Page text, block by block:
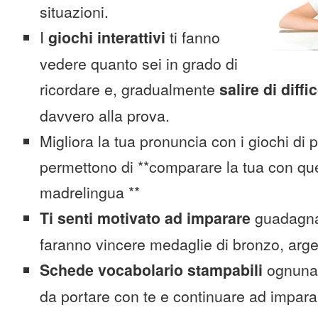
situazioni.
I giochi interattivi ti fanno
vedere quanto sei in grado di
ricordare e, gradualmente salire di
davvero alla prova.
Migliora la tua pronuncia con i giochi di
permettono di **comparare la tua con
madrelingua **
Ti senti motivato ad imparare
faranno vincere medaglie di bronzo,
Schede vocabolario stampabili
da portare con te e continuare ad